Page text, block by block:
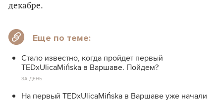
декабре.
Еще по теме:
Стало известно, когда пройдет первый
TEDxUlicaMińska в Варшаве. Пойдем?
ЗА ДЕНЬ
На первый TEDxUlicaMińska в Варшаве уже начали